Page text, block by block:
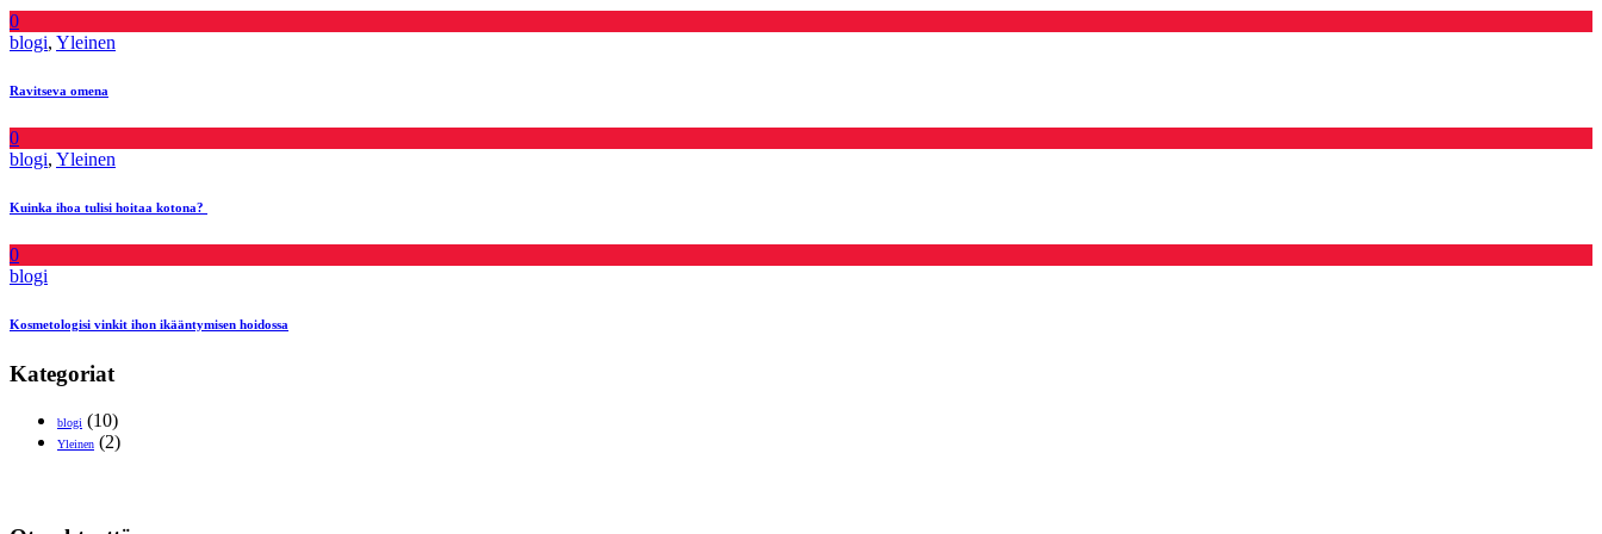
0
blogi, Yleinen
Ravitseva omena
0
blogi, Yleinen
Kuinka ihoa tulisi hoitaa kotona?
0
blogi
Kosmetologisi vinkit ihon ikääntymisen hoidossa
Kategoriat
blogi (10)
Yleinen (2)